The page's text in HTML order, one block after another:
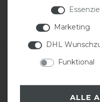
ARTIKEL MERKEN
Marketing
DHL
Funktional
ALLE